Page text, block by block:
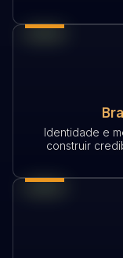
Identidade e
construir